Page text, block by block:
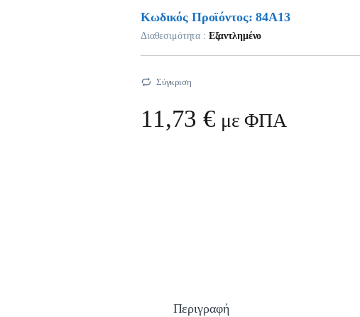
Κωδικός Προϊόντος: 84A13
Διαθεσιμότητα : Εξαντλημένο
Σύγκριση
11,73€ με ΦΠΑ
Περιγραφή